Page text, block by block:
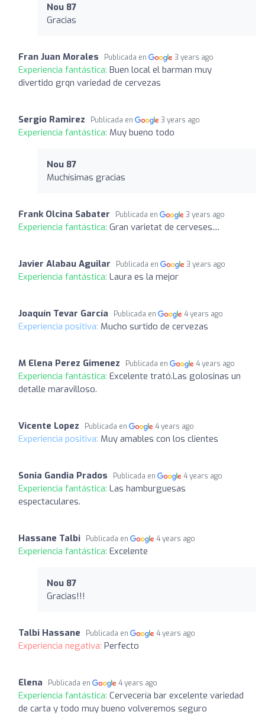
Nou 87
Gracias
Fran Juan Morales Publicada en 3 years ago
Experiencia fantástica: Buen local el barman muy
divertido grqn variedad de cervezas
Sergio Ramirez Publicada en 3 years ago
Experiencia fantástica: Muy bueno todo
Nou 87
Muchísimas gracias
Frank Olcina Sabater Publicada en 3 years ago
Experiencia fantástica: Gran varietat de cerveses....
Javier Alabau Aguilar Publicada en 3 years ago
Experiencia fantástica: Laura es la mejor
Joaquín Tevar García Publicada en 4 years ago
Experiencia positiva: Mucho surtido de cervezas
M Elena Perez Gimenez Publicada en 4 years ago
Experiencia fantástica: Excelente trató.Las golosinas un
detalle maravilloso.
Vicente Lopez Publicada en 4 years ago
Experiencia positiva: Muy amables con los clientes
Sonia Gandia Prados Publicada en 4 years ago
Experiencia fantástica: Las hamburguesas
espectaculares.
Hassane Talbi Publicada en 4 years ago
Experiencia fantástica: Excelente
Nou 87
Gracias!!!
Talbi Hassane Publicada en 4 years ago
Experiencia negativa: Perfecto
Elena Publicada en 4 years ago
Experiencia fantástica: Cervecería bar excelente variedad
de carta y todo muy bueno volveremos seguro